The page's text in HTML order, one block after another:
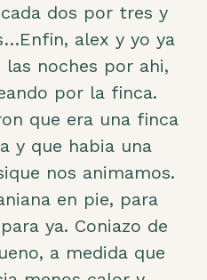
dos por tres y
alex y yo ya
las noches por ahi,
por la finca.
que era una finca
y que habia una
nos animamos.
en pie, para
ya. Coniazo de
a medida que